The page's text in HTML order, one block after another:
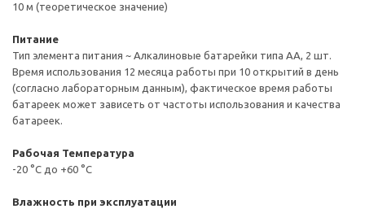
10 м (теоретическое значение)
Питание
Тип элемента питания ~ Алкалиновые батарейки типа АА, 2 шт.
Время использования 12 месяца работы при 10 открытий в день
(согласно лабораторным данным), фактическое время работы
батареек может зависеть от частоты использования и качества
батареек.
Рабочая Температура
-20 °C до +60 °C
Влажность при эксплуатации